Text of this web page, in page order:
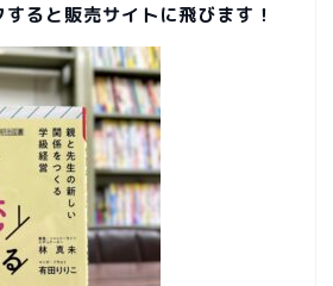
ると販売サイトに飛びます！